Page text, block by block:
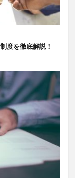
度を徹底解説！
乾燥対策
評価
チーム
チーム力
り絵
デジタルの日